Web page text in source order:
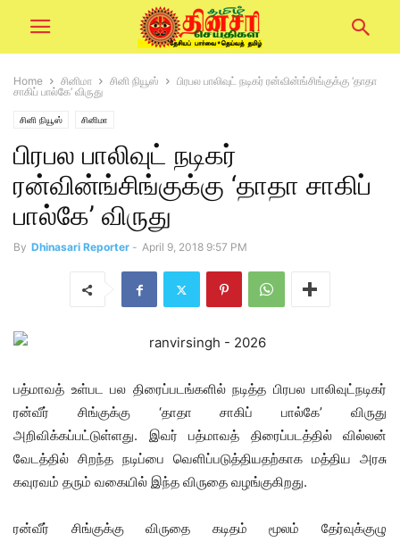
Home சினிமா சினி நியூஸ்
பிரபல பாலிவுட் நடிகர் ரன்வின்ங்சிங்குக்கு ‘தாதா
சாகிப் பால்கே’ விருது
சினி நியூஸ் சினிமா
பிரபல பாலிவுட் நடிகர்
ரன்வின்ங்சிங்குக்கு ‘தாதா சாகிப்
பால்கே’ விருது
By Dhinasari Reporter - April 9, 2018 9:57 PM
பத்மாவத் உள்பட பல திரைப்படங்களில் நடித்த பிரபல பாலிவுட்நடிகர்
ரன்வீர் சிங்குக்கு ‘தாதா சாகிப் பால்கே’ விருது
அறிவிக்கப்பட்டுள்ளது. இவர் பத்மாவத் திரைப்படத்தில் வில்லன்
வேடத்தில் சிறந்த நடிப்பை வெளிப்படுத்தியதற்காக மத்திய அரசு
கவுரவம் தரும் வகையில் இந்த விருதை வழங்குகிறது.
ரன்வீர் சிங்குக்கு விருதை கடிதம் மூலம் தேர்வுக்குழு